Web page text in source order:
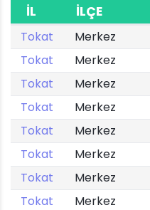
İL İLÇE
Tokat Merkez
Tokat
Merkez
Tokat
Merkez
Tokat
Merkez
Tokat
Merkez
Tokat
Merkez
Tokat
Merkez
Tokat
Merkez